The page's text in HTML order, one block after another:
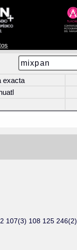
exacta
107(3) 108 125 246(2)